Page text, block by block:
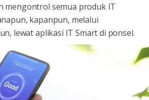
mengontrol semua produk IT
kapanpun, melalui
lewat aplikasi IT Smart di ponsel.